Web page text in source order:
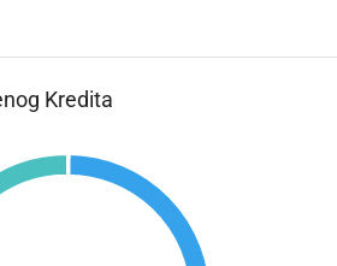
Kredita